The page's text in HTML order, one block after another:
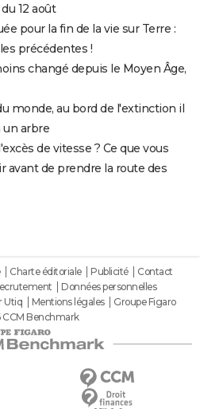
12 août
pour la fin de la vie sur Terre :
précédentes !
changé depuis le Moyen Âge,
monde, au bord de l'extinction il
un arbre
de vitesse ? Ce que vous
avant de prendre la route des
Charte éditoriale Publicité
Contact
Données personnelles
Utiq Mentions légales
Groupe Figaro
Benchmark